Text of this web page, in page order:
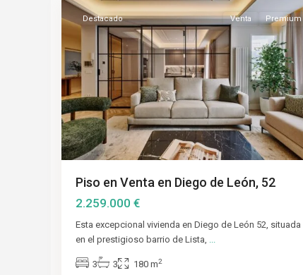
Destacado Venta Premium
Piso en Venta en Diego de León, 52
2.259.000 €
Esta excepcional vivienda en Diego de León 52, situada
en el prestigioso barrio de Lista, ...
3 3 180 m2